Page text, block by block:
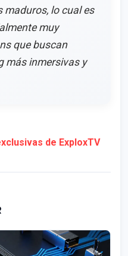
maduros, lo cual es
muy
que buscan
más inmersivas y
de ExploxTV